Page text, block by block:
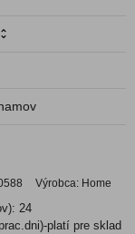
Výrobca: Home
24
platí pre sklad